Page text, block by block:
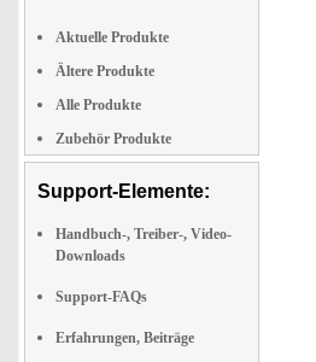
Aktuelle Produkte
Ältere Produkte
Alle Produkte
Zubehör Produkte
Support-Elemente:
Handbuch-, Treiber-, Video-
Downloads
Support-FAQs
Erfahrungen, Beiträge